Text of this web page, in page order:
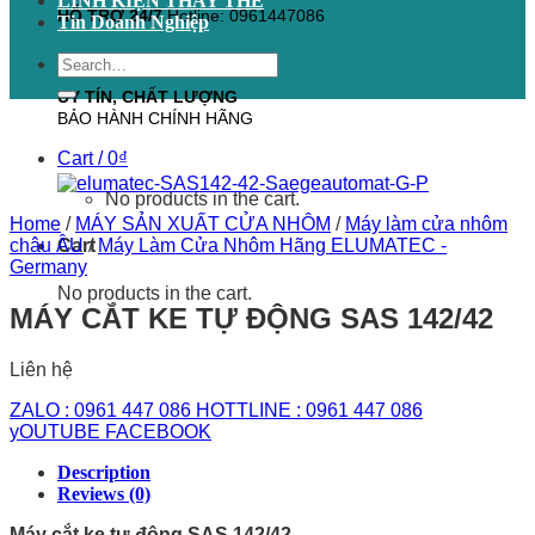
HỖ TRỢ 24/7Hotline: 0961447086
UY TÍN, CHẤT LƯỢNG
BẢO HÀNH CHÍNH HÃNG
Cart /0₫
No products in the cart.
Cart
No products in the cart.
Tin Doanh Nghiệp
Search
for:
Home / MÁY SẢN XUẤT CỬA NHÔM / Máy làm cửa nhôm
châu ÂU / Máy Làm Cửa Nhôm Hãng ELUMATEC -
Germany
MÁY CẮT KE TỰ ĐỘNG SAS 142/42
Liên hệ
ZALO : 0961 447 086 HOTTLINE : 0961 447 086
yOUTUBE FACEBOOK
Description
Reviews (0)